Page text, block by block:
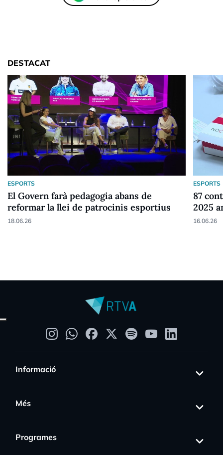
DESTACAT
ESPORTS
El Govern farà pedagogia abans de
reformar la llei de patrocinis esportius
18.06.26
ESPORTS
87
2025
16.06.26
Informació
Més
Programes